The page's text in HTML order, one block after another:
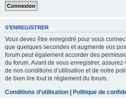
S’ENREGISTRER
Vous devez être enregistré pour vous
que quelques secondes et augmente vos
forum peut également accorder des
du forum. Avant de vous enregistrer,
de nos conditions d’utilisation et de notre
de bien lire tout le règlement du forum.
Conditions d’utilisation | Politique de